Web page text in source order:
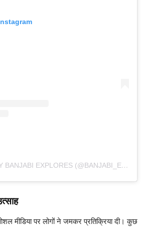
A POST SHARED BY BANJABI EXPLORES (@BANJABI_EXPLORES)
मीडिया पर लोगों ने जमकर प्रतिक्रिया दी। कुछ